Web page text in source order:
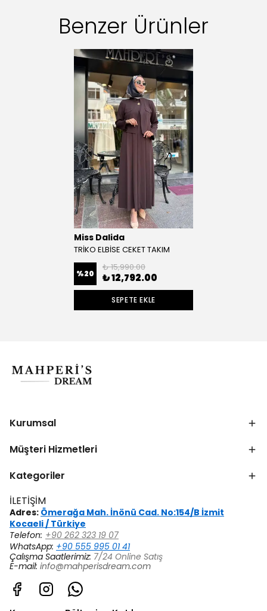
Benzer Ürünler
Miss Dalida
TRİKO ELBİSE CEKET TAKIM
%20
₺ 15,990.00
₺ 12,792.00
SEPETE EKLE
Kurumsal
Müşteri Hizmetleri
Kategoriler
İLETİŞİM
Adres: Ömerağa Mah. İnönü Cad. No:154/B İzmit
Kocaeli / Türkiye
Telefon: +90 262 323 19 07
WhatsApp: +90 555 995 01 41
Çalışma Saatlerimiz: 7/24 Online Satış
E-mail: info@mahperisdream.com